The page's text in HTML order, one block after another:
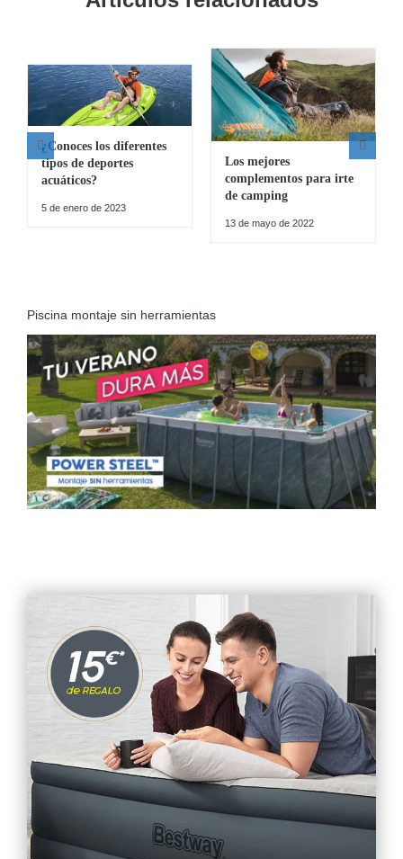
¿Conoces los diferentes
tipos de deportes
acuáticos?
5 de enero de 2023
Los mejores
complementos para irte
de camping
13 de mayo de 2022
Piscina montaje sin herramientas